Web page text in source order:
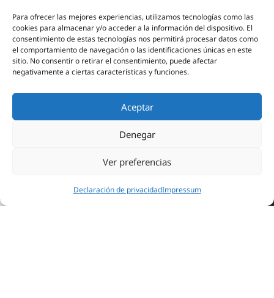
Para ofrecer las mejores experiencias, utilizamos tecnologías como las
cookies para almacenar y/o acceder a la información del dispositivo. El
consentimiento de estas tecnologías nos permitirá procesar datos como
el comportamiento de navegación o las identificaciones únicas en este
sitio. No consentir o retirar el consentimiento, puede afectar
negativamente a ciertas características y funciones.
Aceptar
Denegar
Ver preferencias
Declaración de privacidadImpressum
ABOGADOS EN POZUELO DE ALARCÓNABOGADOS EN MAJADAHONDA
ABOGADOS EN ARAVACAABOGADOS EN LAS ROZAS
ASESORÍA FISCAL POZUELO DE ALARCÓN
Cita